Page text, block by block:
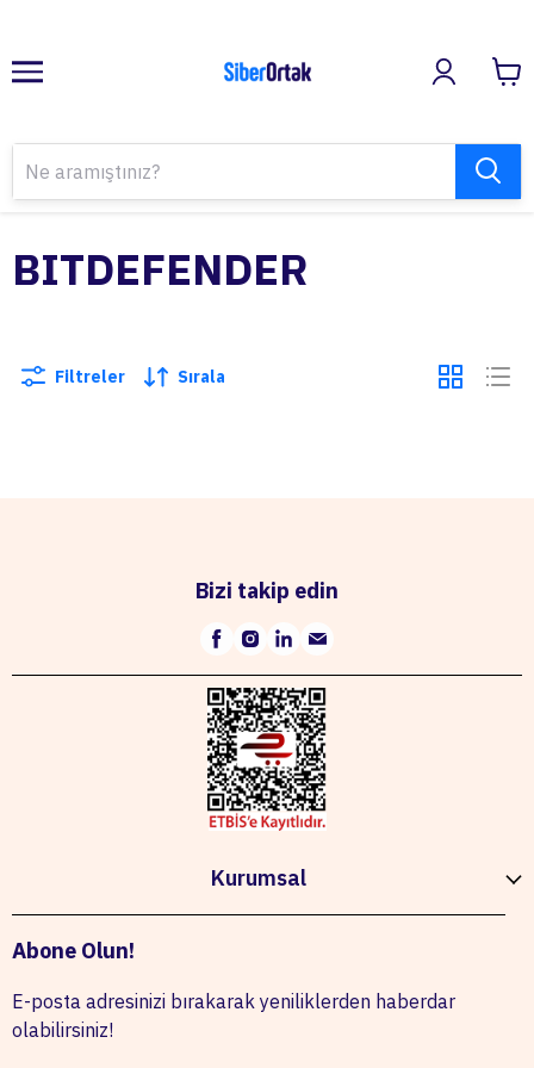
BITDEFENDER
Filtreler Sırala
Bizi takip edin
Kurumsal
Abone Olun!
E-posta adresinizi bırakarak yeniliklerden haberdar
olabilirsiniz!